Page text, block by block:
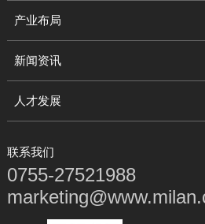
产业布局
新闻资讯
人才发展
联系我们
0755-27521988